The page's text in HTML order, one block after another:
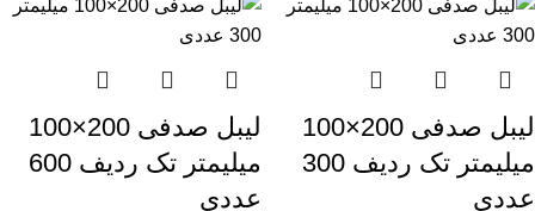
لیبل صدفی 200×100
میلیمتر تک ردیف 300
عددی
لیبل صدفی 200×100
میلیمتر تک ردیف 600
عددی